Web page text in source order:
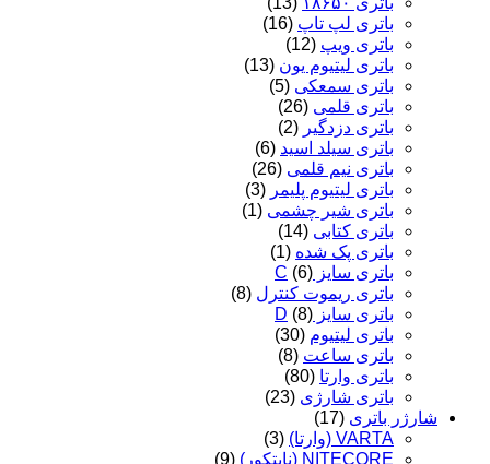
باتری لپ تاپ (16)
باتری ویپ (12)
باتری لیتیوم یون (13)
باتری سمعکی (5)
باتری قلمی (26)
باتری دزدگیر (2)
باتری سیلد اسید (6)
باتری نیم قلمی (26)
باتری لیتیوم پلیمر (3)
باتری شیر چشمی (1)
باتری کتابی (14)
باتری پک شده (1)
باتری سایز C (6)
باتری ریموت کنترل (8)
باتری سایز D (8)
باتری لیتیوم (30)
باتری ساعت (8)
باتری وارتا (80)
باتری شارژی (23)
شارژر باتری (17)
VARTA (وارتا)
(3)
NITECORE (نایتکور)
(9)